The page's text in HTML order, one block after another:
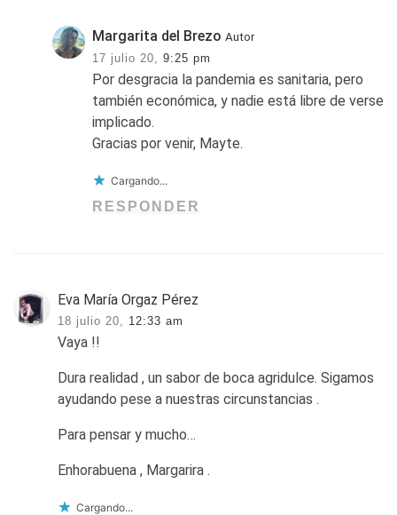
Margarita del Brezo Autor
17 julio 20,
9:25 pm
Por desgracia la pandemia es sanitaria, pero
también económica, y nadie está libre de verse
implicado.
Gracias por venir, Mayte.
Cargando...
RESPONDER
Eva María Orgaz Pérez
18 julio 20, 12:33 am
Vaya !!
Dura realidad , un sabor de boca agridulce. Sigamos
ayudando pese a nuestras circunstancias .
Para pensar y mucho…
Enhorabuena , Margarira .
Cargando...